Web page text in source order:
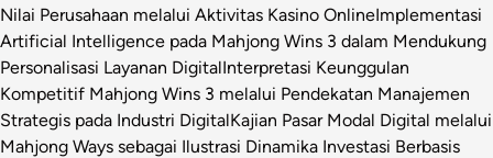
Nilai Perusahaan melalui Aktivitas Kasino OnlineImplementasi
Artificial Intelligence pada Mahjong Wins 3 dalam Mendukung
Personalisasi Layanan DigitalInterpretasi Keunggulan
Kompetitif Mahjong Wins 3 melalui Pendekatan Manajemen
Strategis pada Industri DigitalKajian Pasar Modal Digital melalui
Mahjong Ways sebagai Ilustrasi Dinamika Investasi Berbasis